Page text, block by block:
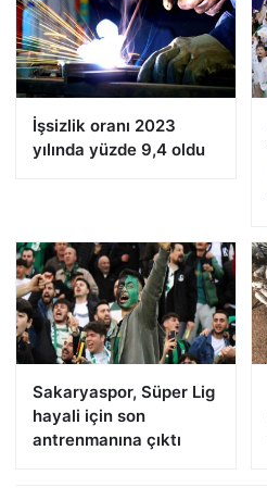
İşsizlik oranı 2023
yılında yüzde 9,4 oldu
Sakaryaspor, Süper Lig
hayali için son
antrenmanına çıktı